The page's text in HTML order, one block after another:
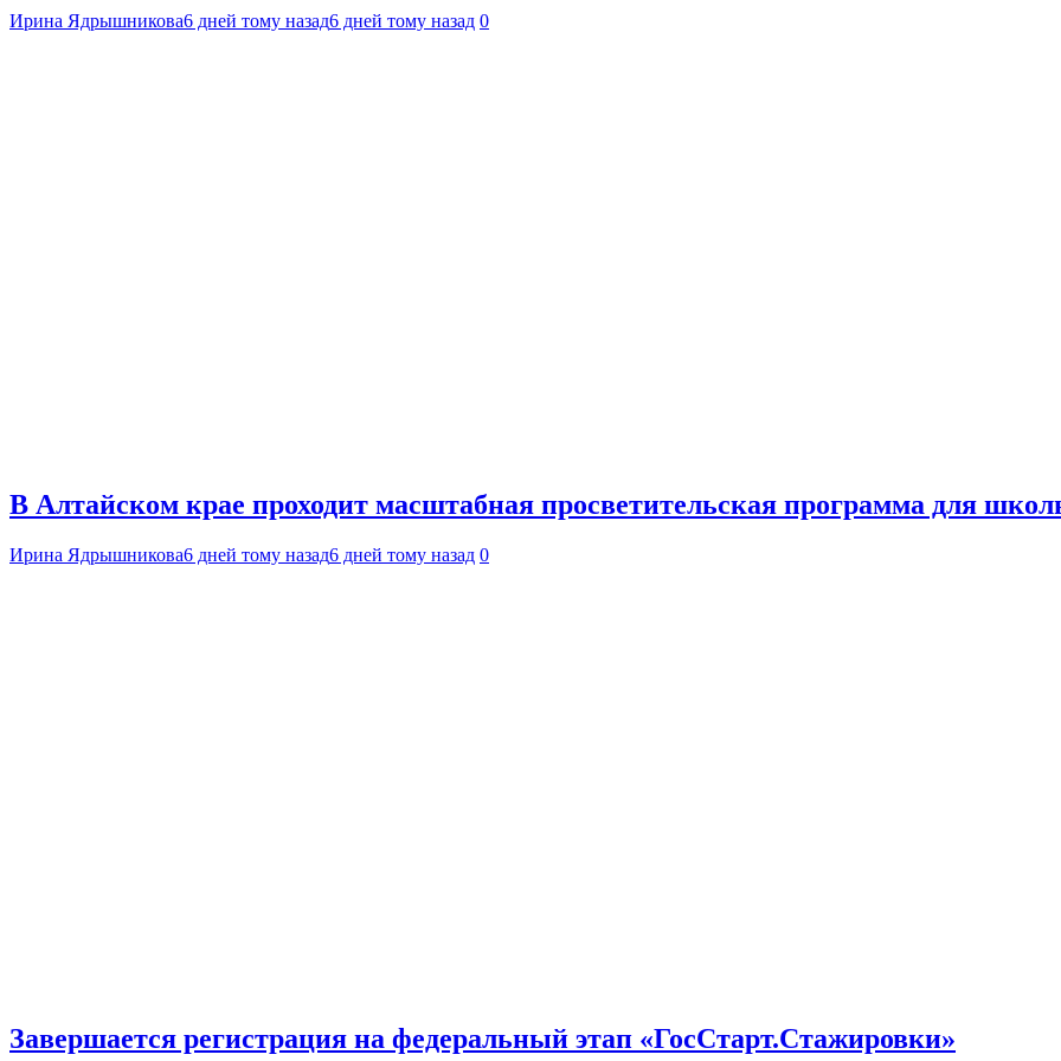
Ирина Ядрышникова6 дней тому назад6 дней тому назад 0
В Алтайском крае проходит масштабная просветительская программа для
Ирина Ядрышникова6 дней тому назад6 дней тому назад 0
Завершается регистрация на федеральный этап «ГосСтарт.Стажировки»